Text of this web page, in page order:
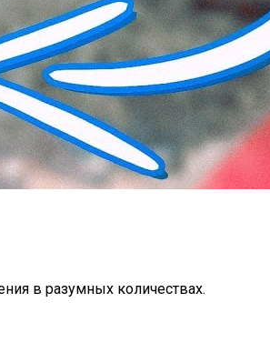
в разумных количествах.